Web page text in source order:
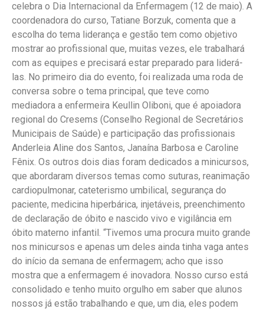
celebra o Dia Internacional da Enfermagem (12 de maio). A
coordenadora do curso, Tatiane Borzuk, comenta que a
escolha do tema liderança e gestão tem como objetivo
mostrar ao profissional que, muitas vezes, ele trabalhará
com as equipes e precisará estar preparado para liderá-
las. No primeiro dia do evento, foi realizada uma roda de
conversa sobre o tema principal, que teve como
mediadora a enfermeira Keullin Oliboni, que é apoiadora
regional do Cresems (Conselho Regional de Secretários
Municipais de Saúde) e participação das profissionais
Anderleia Aline dos Santos, Janaína Barbosa e Caroline
Fênix. Os outros dois dias foram dedicados a minicursos,
que abordaram diversos temas como suturas, reanimação
cardiopulmonar, cateterismo umbilical, segurança do
paciente, medicina hiperbárica, injetáveis, preenchimento
de declaração de óbito e nascido vivo e vigilância em
óbito materno infantil. “Tivemos uma procura muito grande
nos minicursos e apenas um deles ainda tinha vaga antes
do início da semana de enfermagem; acho que isso
mostra que a enfermagem é inovadora. Nosso curso está
consolidado e tenho muito orgulho em saber que alunos
nossos já estão trabalhando e que, um dia, eles podem